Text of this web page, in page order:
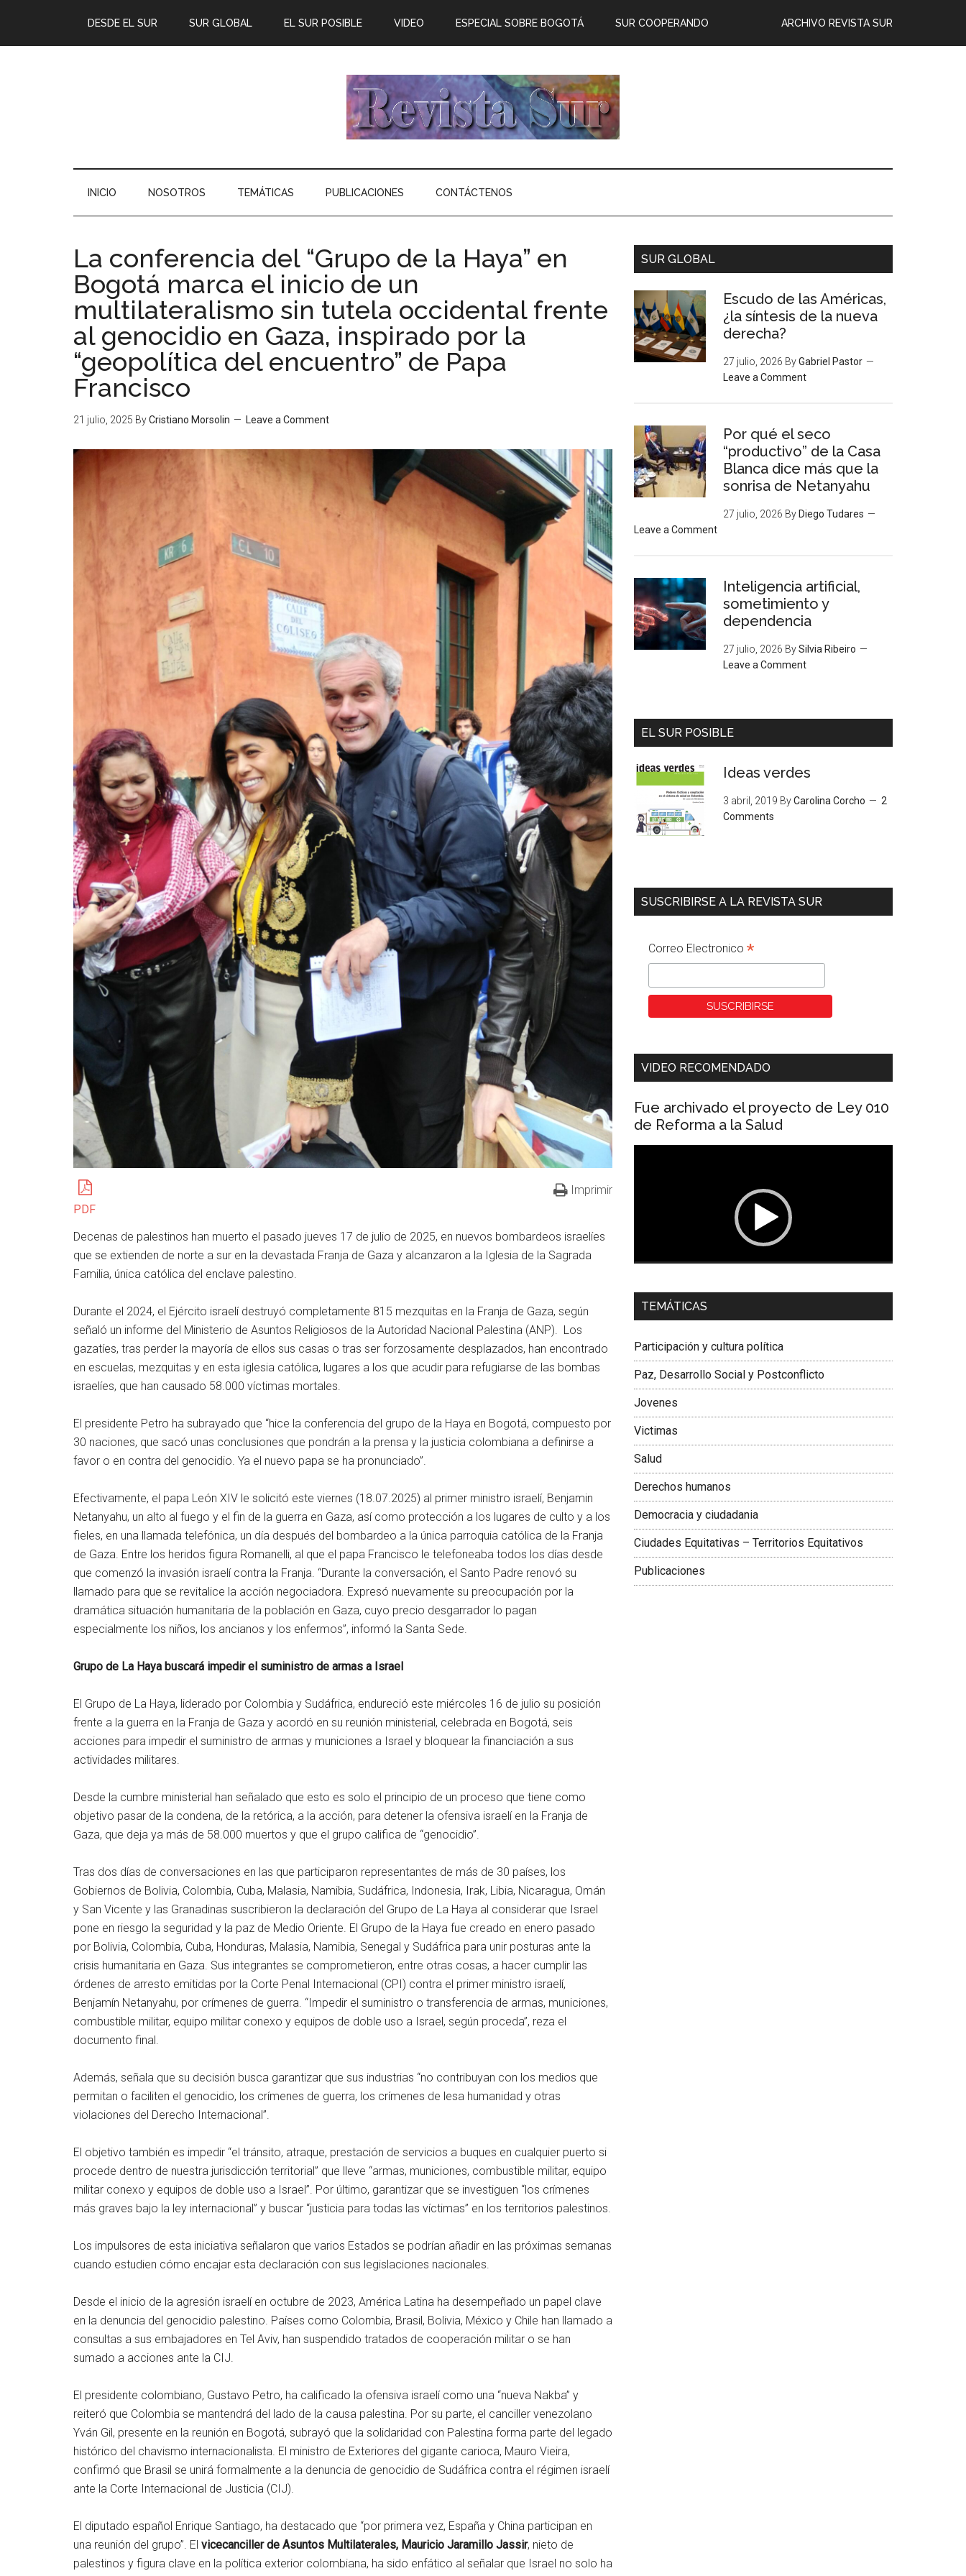
DESDE EL SUR SUR GLOBAL EL SUR POSIBLE ARCHIVO REVISTA SUR
VIDEO ESPECIAL SOBRE BOGOTÁ SUR COOPERANDO
INICIO NOSOTROS TEMÁTICAS PUBLICACIONES CONTÁCTENOS
La conferencia del “Grupo de la Haya” en
Bogotá marca el inicio de un
multilateralismo sin tutela occidental frente
al genocidio en Gaza, inspirado por la
“geopolítica del encuentro” de Papa
Francisco
21 julio, 2025 ByCristiano Morsolin Leave a Comment
PDF
Imprimir
Decenas de palestinos han muerto el pasado jueves 17 de julio de 2025, en nuevos bombardeos israelíes
que se extienden de norte a sur en la devastada Franja de Gaza y alcanzaron a la Iglesia de la Sagrada
Familia, única católica del enclave palestino.
Durante el 2024, el Ejército israelí destruyó completamente 815 mezquitas en la Franja de Gaza, según
señaló un informe del Ministerio de Asuntos Religiosos de la Autoridad Nacional Palestina (ANP). Los
gazatíes, tras perder la mayoría de ellos sus casas o tras ser forzosamente desplazados, han encontrado
en escuelas, mezquitas y en esta iglesia católica, lugares a los que acudir para refugiarse de las bombas
israelíes, que han causado 58.000 víctimas mortales.
El presidente Petro ha subrayado que “hice la conferencia del grupo de la Haya en Bogotá, compuesto por
30 naciones, que sacó unas conclusiones que pondrán a la prensa y la justicia colombiana a definirse a
favor o en contra del genocidio. Ya el nuevo papa se ha pronunciado”.
Efectivamente, el papa León XIV le solicitó este viernes (18.07.2025) al primer ministro israelí, Benjamin
Netanyahu, un alto al fuego y el fin de la guerra en Gaza, así como protección a los lugares de culto y a los
fieles, en una llamada telefónica, un día después del bombardeo a la única parroquia católica de la Franja
de Gaza. Entre los heridos figura Romanelli, al que el papa Francisco le telefoneaba todos los días desde
que comenzó la invasión israelí contra la Franja. “Durante la conversación, el Santo Padre renovó su
llamado para que se revitalice la acción negociadora. Expresó nuevamente su preocupación por la
dramática situación humanitaria de la población en Gaza, cuyo precio desgarrador lo pagan
especialmente los niños, los ancianos y los enfermos”, informó la Santa Sede.
Grupo de La Haya buscará impedir el suministro de armas a Israel
El Grupo de La Haya, liderado por Colombia y Sudáfrica, endureció este miércoles 16 de julio su posición
frente a la guerra en la Franja de Gaza y acordó en su reunión ministerial, celebrada en Bogotá, seis
acciones para impedir el suministro de armas y municiones a Israel y bloquear la financiación a sus
actividades militares.
Desde la cumbre ministerial han señalado que esto es solo el principio de un proceso que tiene como
objetivo pasar de la condena, de la retórica, a la acción, para detener la ofensiva israelí en la Franja de
Gaza, que deja ya más de 58.000 muertos y que el grupo califica de “genocidio”.
Tras dos días de conversaciones en las que participaron representantes de más de 30 países, los
Gobiernos de Bolivia, Colombia, Cuba, Malasia, Namibia, Sudáfrica, Indonesia, Irak, Libia, Nicaragua, Omán
y San Vicente y las Granadinas suscribieron la declaración del Grupo de La Haya al considerar que Israel
pone en riesgo la seguridad y la paz de Medio Oriente. El Grupo de la Haya fue creado en enero pasado
por Bolivia, Colombia, Cuba, Honduras, Malasia, Namibia, Senegal y Sudáfrica para unir posturas ante la
crisis humanitaria en Gaza. Sus integrantes se comprometieron, entre otras cosas, a hacer cumplir las
órdenes de arresto emitidas por la Corte Penal Internacional (CPI) contra el primer ministro israelí,
Benjamín Netanyahu, por crímenes de guerra. “Impedir el suministro o transferencia de armas, municiones,
combustible militar, equipo militar conexo y equipos de doble uso a Israel, según proceda”, reza el
documento final.
Además, señala que su decisión busca garantizar que sus industrias “no contribuyan con los medios que
permitan o faciliten el genocidio, los crímenes de guerra, los crímenes de lesa humanidad y otras
violaciones del Derecho Internacional”.
El objetivo también es impedir “el tránsito, atraque, prestación de servicios a buques en cualquier puerto si
procede dentro de nuestra jurisdicción territorial” que lleve “armas, municiones, combustible militar, equipo
militar conexo y equipos de doble uso a Israel”. Por último, garantizar que se investiguen “los crímenes
más graves bajo la ley internacional” y buscar “justicia para todas las víctimas” en los territorios palestinos.
Los impulsores de esta iniciativa señalaron que varios Estados se podrían añadir en las próximas semanas
cuando estudien cómo encajar esta declaración con sus legislaciones nacionales.
Desde el inicio de la agresión israelí en octubre de 2023, América Latina ha desempeñado un papel clave
en la denuncia del genocidio palestino. Países como Colombia, Brasil, Bolivia, México y Chile han llamado a
consultas a sus embajadores en Tel Aviv, han suspendido tratados de cooperación militar o se han
sumado a acciones ante la CIJ.
El presidente colombiano, Gustavo Petro, ha calificado la ofensiva israelí como una “nueva Nakba” y
reiteró que Colombia se mantendrá del lado de la causa palestina. Por su parte, el canciller venezolano
Yván Gil, presente en la reunión en Bogotá, subrayó que la solidaridad con Palestina forma parte del legado
histórico del chavismo internacionalista. El ministro de Exteriores del gigante carioca, Mauro Vieira,
confirmó que Brasil se unirá formalmente a la denuncia de genocidio de Sudáfrica contra el régimen israelí
ante la Corte Internacional de Justicia (CIJ).
El diputado español Enrique Santiago, ha destacado que “por primera vez, España y China participan en
una reunión del grupo”. El vicecanciller de Asuntos Multilaterales, Mauricio Jaramillo Jassir, nieto de
palestinos y figura clave en la política exterior colombiana, ha sido enfático al señalar que Israel no solo ha
SUR GLOBAL
Escudo de las Américas,
¿la síntesis de la nueva
derecha?
27 julio, 2026 ByGabriel Pastor
Leave a Comment
Por qué el seco
“productivo” de la Casa
Blanca dice más que la
sonrisa de Netanyahu
27 julio, 2026 By Diego Tudares
Leave a Comment
Inteligencia artificial,
sometimiento y
dependencia
27 julio, 2026 BySilvia Ribeiro
Leave a Comment
EL SUR POSIBLE
Ideas verdes
3 abril, 2019 ByCarolina Corcho
2
Comments
SUSCRIBIRSE A LA REVISTA SUR
Correo Electronico *
VIDEO RECOMENDADO
Fue archivado el proyecto de Ley 010
de Reforma a la Salud
Dra. Carolina Corcho Mejía,
Latinoamericana Sur, Vicepresidenta Federación
TEMÁTICAS
Participación y cultura política
Paz, Desarrollo Social y Postconflicto
Jovenes
Victimas
Salud
Derechos humanos
Democracia y ciudadania
Ciudades Equitativas – Territorios Equitativos
Publicaciones